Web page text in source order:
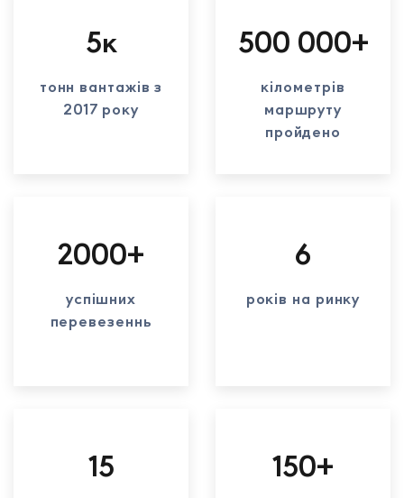
5к
тонн вантажів з
2017 року
500 000+
кілометрів
маршруту
пройдено
2000+
успішних
перевезеннь
6
років на ринку
15 150+